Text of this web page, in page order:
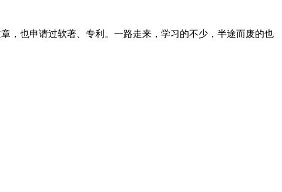
，也申请过软著、专利。一路走来，学习的不少，半途而废的也